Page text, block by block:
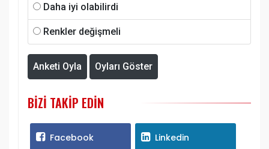
Daha iyi olabilirdi
Renkler değişmeli
Anketi Oyla Oyları Göster
BIZI TAKIP EDIN
Facebook Linkedin